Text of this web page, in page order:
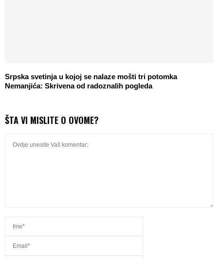
Srpska svetinja u kojoj se nalaze mošti tri potomka
Nemanjića: Skrivena od radoznalih pogleda
ŠTA VI MISLITE O OVOME?